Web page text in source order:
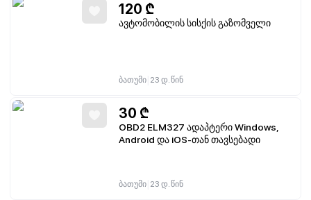
120 ₾
ავტომობილის სისქის გაზომველი
ბათუმი 23 დ. წინ
30 ₾
OBD2 ELM327 ადაპტერი Windows,
Android და iOS-თან თავსებადი
ბათუმი 23 დ. წინ